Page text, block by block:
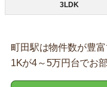
3LDK
町田駅は物件数が豊
1Kが4～5万円台でお